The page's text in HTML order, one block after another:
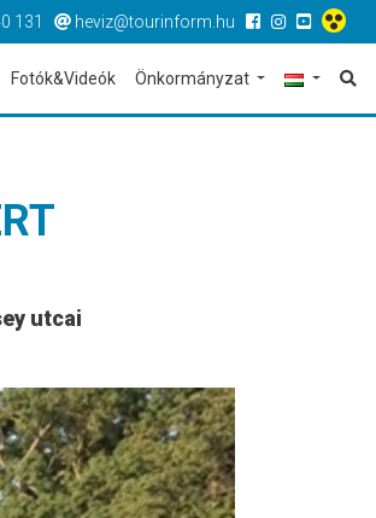
131 heviz@tourinform.hu
Fotók&Videók Önkormányzat
utcai